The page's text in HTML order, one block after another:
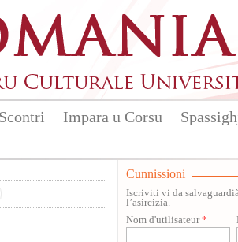
Scontri Impara u Corsu
Cunnissioni
Iscriviti vi da
l’asircizia.
Nom d'utilisateur*